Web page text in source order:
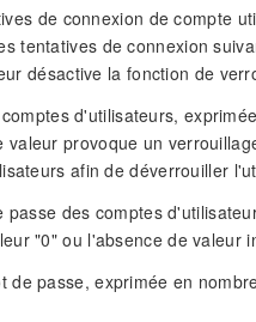
de connexion de compte
tentatives de connexion
désactive la fonction de
d'utilisateurs,
provoque un
afin de déverrouiller
des comptes
"0" ou l'absence de valeur
de passe, exprimée en